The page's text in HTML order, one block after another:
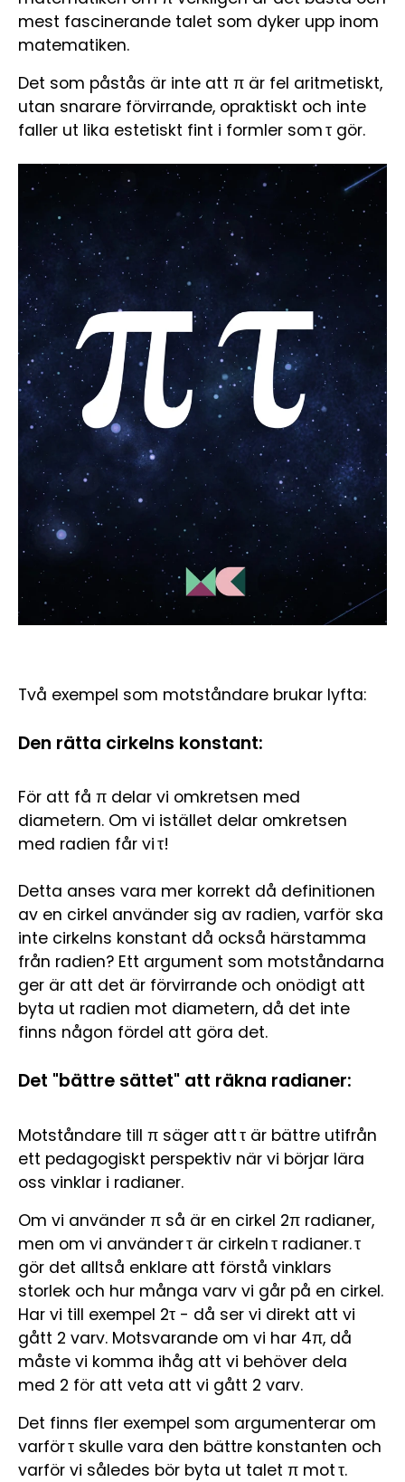
mest fascinerande talet som dyker upp inom
matematiken.
Det som påstås är inte att π är fel aritmetiskt,
utan snarare förvirrande, opraktiskt och inte
faller ut lika estetiskt fint i formler som τ gör.
Två exempel som motståndare brukar lyfta:
Den rätta cirkelns konstant:
För att få π delar vi omkretsen med
diametern. Om vi istället delar omkretsen
med radien får vi τ!
Detta anses vara mer korrekt då definitionen
av en cirkel använder sig av radien, varför ska
inte cirkelns konstant då också härstamma
från radien? Ett argument som motståndarna
ger är att det är förvirrande och onödigt att
byta ut radien mot diametern, då det inte
finns någon fördel att göra det.
Det "bättre sättet" att räkna radianer:
Motståndare till π säger att τ är bättre utifrån
ett pedagogiskt perspektiv när vi börjar lära
oss vinklar i radianer.
Om vi använder π så är en cirkel 2π radianer,
men om vi använder τ är cirkeln τ radianer. τ
gör det alltså enklare att förstå vinklars
storlek och hur många varv vi går på en cirkel.
Har vi till exempel 2τ - då ser vi direkt att vi
gått 2 varv. Motsvarande om vi har 4π, då
måste vi komma ihåg att vi behöver dela
med 2 för att veta att vi gått 2 varv.
Det finns fler exempel som argumenterar om
varför τ skulle vara den bättre konstanten och
varför vi således bör byta ut talet π mot τ.